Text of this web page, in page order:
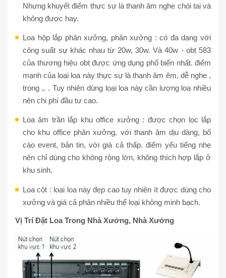
Nhưng khuyết điểm thực sự là thanh âm nghe chói tai và
không được hay.
Loa hộp lắp phân xưởng, phân xưởng : có đa dạng với
công suất sự khác nhau từ 20w, 30w. Và 40w - obt 583
của thương hiệu obt được ứng dụng phổ biến nhất. điểm
mạnh của loại loa này thực sự là thanh âm êm, dễ nghe ,
trong ,. . Tuy nhiên dùng loại loa này cần lượng loa nhiều
nên chi phí đầu tư cao.
Loa âm trần lắp khu office xưởng : được chọn lọc lắp
cho khu office phân xưởng, với thanh âm dịu dàng, bố
cáo event, bản tin, với giá cả thấp. điểm yếu tiếng nhẹ
nên chỉ dùng cho không rộng lớn, không thích hợp lắp ở
khu sinh.
Loa cột : loại loa này đẹp cao tuy nhiên ít được dùng cho
xưởng và giá cả phân nhiều thể loại không minh bạch.
Vị Trí Đặt Loa Trong Nhà Xưởng, Nhà Xưởng